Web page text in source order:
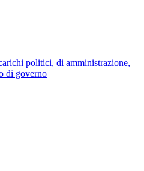
politici, di amministrazione,
di governo